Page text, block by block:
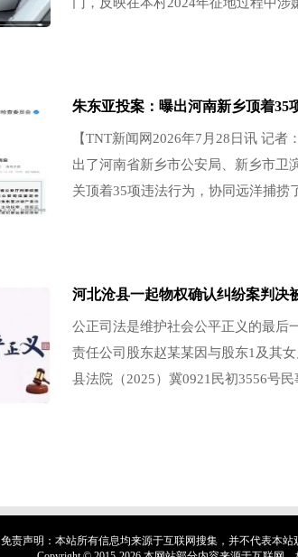
朱东亚投案：曝出河南新乡顶着35
【TNT新闻网2026年7月28日讯 记
出了河南省新乡市公安局、新乡市卫
关顶着35项违法行为，协同远洋捕捞
河北沧县一起物权确认纠纷案判决
公正司法是维护社会公平正义的最后
责任公司股东赵某某因与股东1及其
县法院（2025）冀0921民初3556号民
免责声明：本站所有信息均来源于互联网搜集，并不代表本